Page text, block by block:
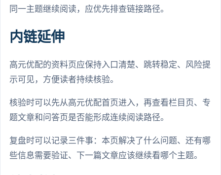
同一主题继续阅读，应优先排查链接路径。
内链延伸
高元优配的资料页应保持入口清楚、跳转稳定、风险提
示可见，方便读者持续核验。
核验时可以先从高元优配首页进入，再查看栏目页、专
题文章和问答页是否能形成连续阅读路径。
复盘时可以记录三件事：本页解决了什么问题、还有哪
些信息需要验证、下一篇文章应该继续看哪个主题。